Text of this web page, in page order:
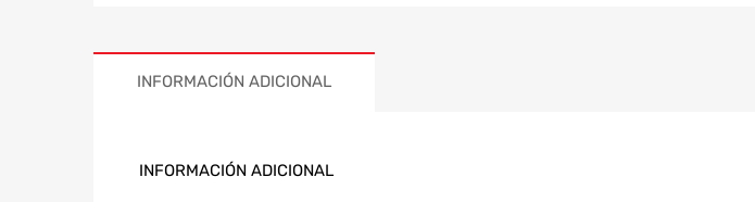
INFORMACIÓN ADICIONAL
INFORMACIÓN ADICIONAL